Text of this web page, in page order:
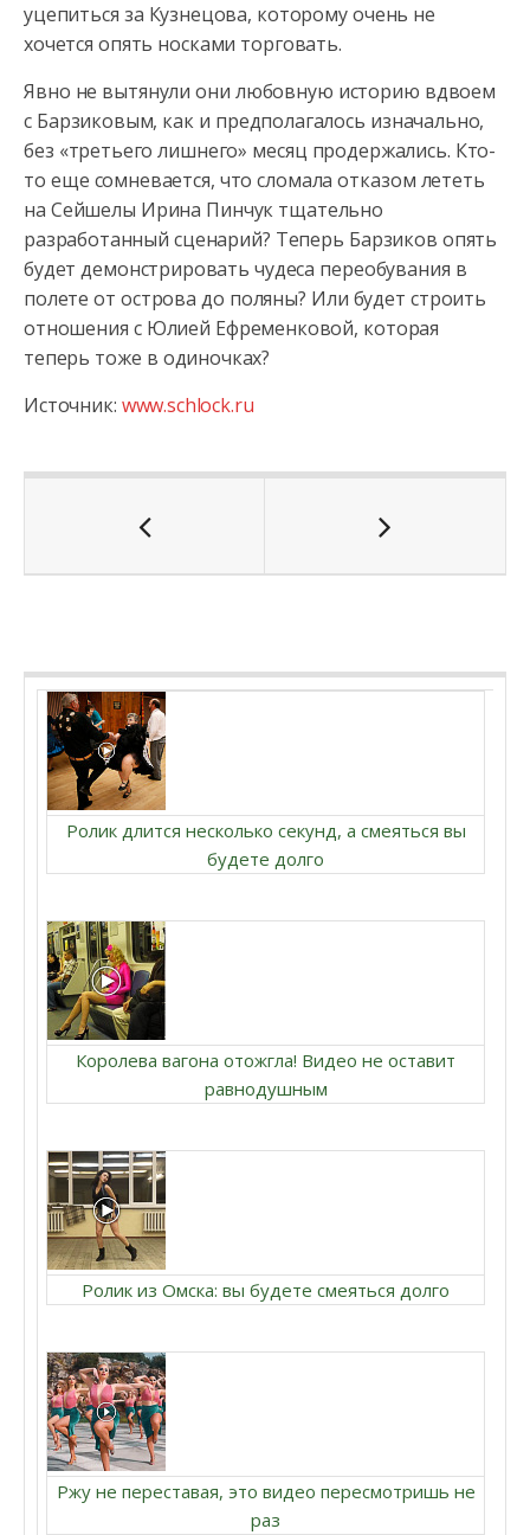
уцепиться за Кузнецова, которому очень не
хочется опять носками торговать.
Явно не вытянули они любовную историю вдвоем
с Барзиковым, как и предполагалось изначально,
без «третьего лишнего» месяц продержались. Кто-
то еще сомневается, что сломала отказом лететь
на Сейшелы Ирина Пинчук тщательно
разработанный сценарий? Теперь Барзиков опять
будет демонстрировать чудеса переобувания в
полете от острова до поляны? Или будет строить
отношения с Юлией Ефременковой, которая
теперь тоже в одиночках?
Источник: www.schlock.ru
Ролик длится несколько секунд, а смеяться вы
будете долго
Королева вагона отожгла! Видео не оставит
равнодушным
Ролик из Омска: вы будете смеяться долго
Ржу не переставая, это видео пересмотришь не
раз